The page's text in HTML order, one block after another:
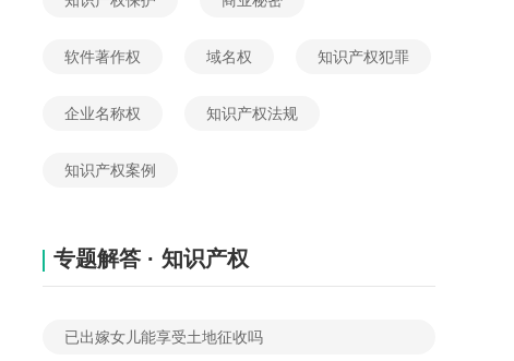
软件著作权 域名权 知识产权犯罪
企业名称权 知识产权法规
知识产权案例
专题解答 · 知识产权
已出嫁女儿能享受土地征收吗